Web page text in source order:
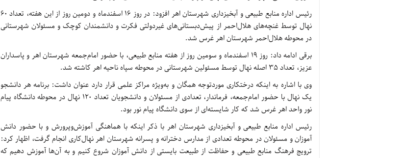
رئیس اداره منابع طبیعی و آبخیزداری شهرستان اهر افزود: در روز 16 اسفندماه و دومین روز از این هفته، تعداد ۶۰
نهال توسط غنچه‌های هلال‌احمر از پیش‌دبستانی‌های غیردولتی فکرت و دانشمندان کوچک و مسئولان شهرستانی
در محوطه هلال‌احمر شهرستان اهر غرس شد.
برقی ادامه داد: روز 19 اسفندماه و سومین روز از هفته منابع طبیعی، با حضور امام‌جمعه شهرستان اهر و پاسداران
عزیز، تعداد ۳۵ اصله نهال توسط مسئولین شهرستانی در محوطه سپاه ناحیه اهر کاشته شد.
وی با اشاره به اینکه درختکاری موردتوجه همگان و به‌ویژه مراکز علمی قرار دارد عنوان داشت: برنامه هر دانشجو
یک نهال با حضور امام‌جمعه، فرماندار، تعدادی از مسئولان و دانشجویان تعداد ۱۲۰ نهال در محوطه دانشگاه پیام
نور واحد اهر غرس شد که کار شایسته‌ای از سوی دانشگاه پیام نور بود.
رئیس اداره منابع طبیعی و آبخیزداری شهرستان اهر با ذکر اینکه با هماهنگی آموزش‌وپرورش و با حضور دانش
آموزان و مسئولان در محوطه تعدادی از مدارس دخترانه و پسرانه شهرستان اهر نهال‌کاری انجام گرفت، اظهار کرد:
ترویج فرهنگ منابع طبیعی و حفاظت از طبیعت بایستی از دانش آموزان شروع کنیم و به آن‌ها آموزش دهیم که